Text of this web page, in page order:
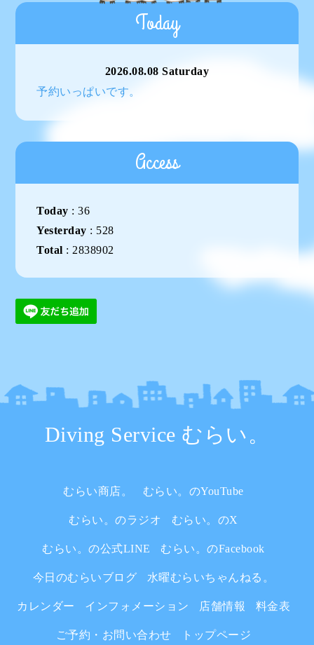
Today
2026.08.08 Saturday
予約いっぱいです。
Access
Today :36
Yesterday : 528
Total : 2838902
Diving Service むらい。
むらい商店。 むらい。のYouTube
むらい。のラジオ むらい。のX
むらい。の公式LINE むらい。のFacebook
今日のむらいブログ 水曜むらいちゃんねる。
カレンダー インフォメーション 店舗情報 料金表
ご予約・お問い合わせ トップページ